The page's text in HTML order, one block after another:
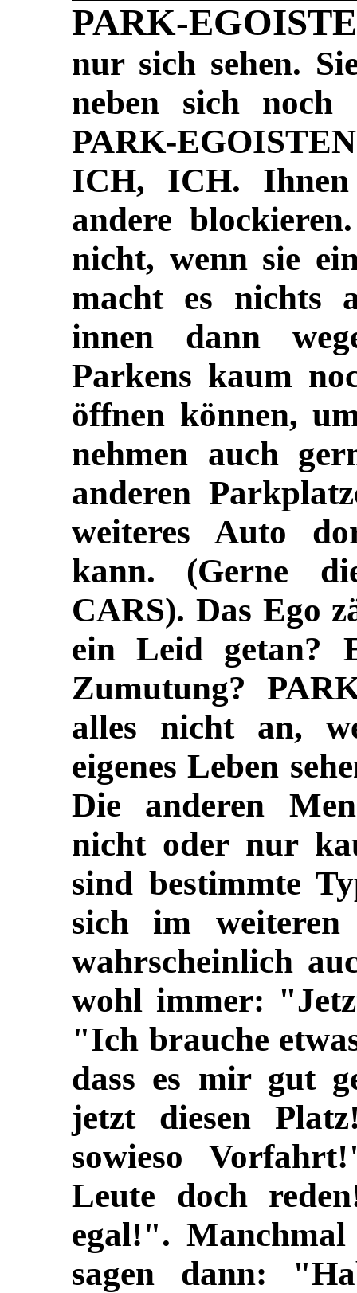
PARK-
nur sich sehen.
neben sich
PARK-EGOISTEN
ICH, ICH.
andere
nicht, wenn sie
macht es nichts
innen dann
Parkens kaum
öffnen können,
nehmen auch
anderen
weiteres Auto
kann. (Gerne
CARS). Das Ego
ein Leid getan?
Zumutung?
alles nicht an,
eigenes Leben
Die anderen
nicht oder nur
sind bestimmte
sich im weiteren
wahrscheinlich
wohl immer:
"Ich brauche
dass es mir gut
jetzt diesen
sowieso
Leute doch
egal!".
sagen dann: